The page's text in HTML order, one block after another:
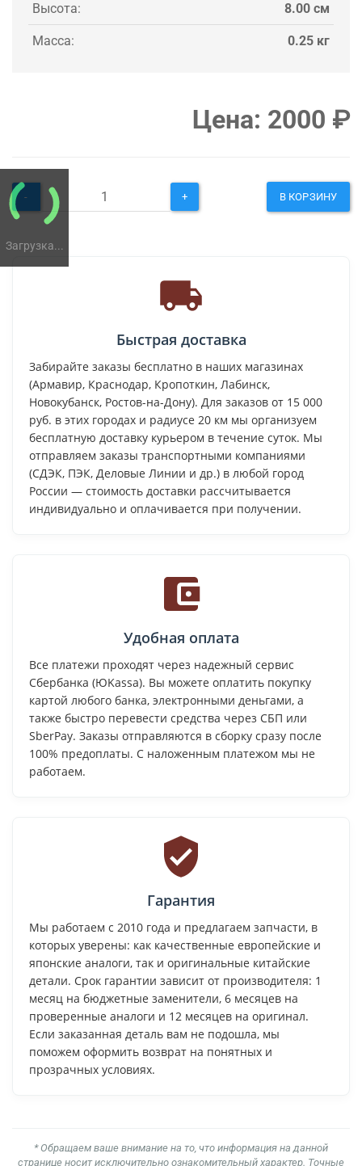
Загрузка...
Высота: 8.00 см
Масса: 0.25 кг
Цена: 2000 ₽
- + В КОРЗИНУ
Быстрая доставка
Забирайте заказы бесплатно в наших магазинах
(Армавир, Краснодар, Кропоткин, Лабинск,
Новокубанск, Ростов-на-Дону). Для заказов от 15 000
руб. в этих городах и радиусе 20 км мы организуем
бесплатную доставку курьером в течение суток. Мы
отправляем заказы транспортными компаниями
(СДЭК, ПЭК, Деловые Линии и др.) в любой город
России — стоимость доставки рассчитывается
индивидуально и оплачивается при получении.
Удобная оплата
Все платежи проходят через надежный сервис
Сбербанка (ЮKassa). Вы можете оплатить покупку
картой любого банка, электронными деньгами, а
также быстро перевести средства через СБП или
SberPay. Заказы отправляются в сборку сразу после
100% предоплаты. С наложенным платежом мы не
работаем.
Гарантия
Мы работаем с 2010 года и предлагаем запчасти, в
которых уверены: как качественные европейские и
японские аналоги, так и оригинальные китайские
детали. Срок гарантии зависит от производителя: 1
месяц на бюджетные заменители, 6 месяцев на
проверенные аналоги и 12 месяцев на оригинал.
Если заказанная деталь вам не подошла, мы
поможем оформить возврат на понятных и
прозрачных условиях.
* Обращаем ваше внимание на то, что информация на данной
странице носит исключительно ознакомительный характер. Точные